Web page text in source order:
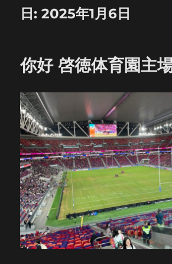
日:2025年1月6日
你好 啓徳体育園主